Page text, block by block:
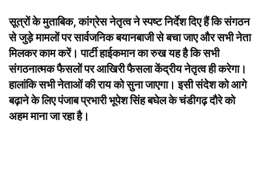
सूत्रों के मुताबिक, कांग्रेस नेतृत्व ने स्पष्ट निर्देश दिए हैं कि संगठन
से जुड़े मामलों पर सार्वजनिक बयानबाजी से बचा जाए और सभी नेता
मिलकर काम करें। पार्टी हाईकमान का रुख यह है कि सभी
संगठनात्मक फैसलों पर आखिरी फैसला केंद्रीय नेतृत्व ही करेगा।
हालांकि सभी नेताओं की राय को सुना जाएगा। इसी संदेश को आगे
बढ़ाने के लिए पंजाब प्रभारी भूपेश सिंह बघेल के चंडीगढ़ दौरे को
अहम माना जा रहा है।